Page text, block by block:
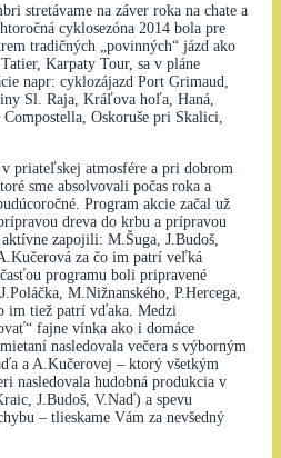
stretávame na záver roka na chate a
cyklosezóna 2014 bola pre
tradičných „povinných“ jázd ako
Karpaty Tour, sa v pláne
napr: cyklozájazd Port Grimaud,
Sl. Raja, Kráľova hoľa, Haná,
Oskoruše pri Skalici,
priateľskej atmosfére a pri dobrom
sme absolvovali počas roka a
Program akcie začal už
dreva do krbu a prípravou
zapojili: M.Šuga, J.Budoš,
za čo im patrí veľká
programu boli pripravené
M.Nižnanského, P.Hercega,
im tiež patrí vďaka. Medzi
fajne vínka ako i domáce
nasledovala večera s výborným
a A.Kučerovej – ktorý všetkým
nasledovala hudobná produkcia v
J.Budoš, V.Naď) a spevu
– tlieskame Vám za nevšedný